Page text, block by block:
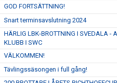
GOD FORTSÄTTNING!
Snart terminsavslutning 2024
HÄRLIG LBK-BROTTNING I SVEDALA -
KLUBB I SWC
VÄLKOMMEN!
Tävlingssäsongen i full gång!